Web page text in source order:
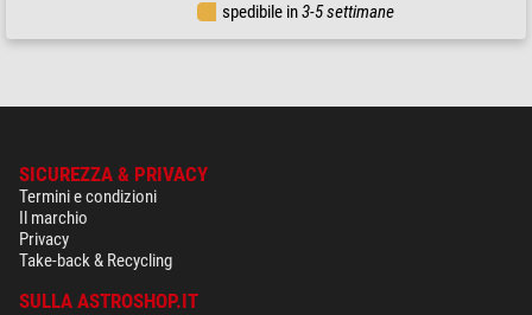
spedibile in3-5 settimane
SICUREZZA & PRIVACY
Termini e condizioni
Il marchio
Privacy
Take-back & Recycling
SULLA ASTROSHOP.IT